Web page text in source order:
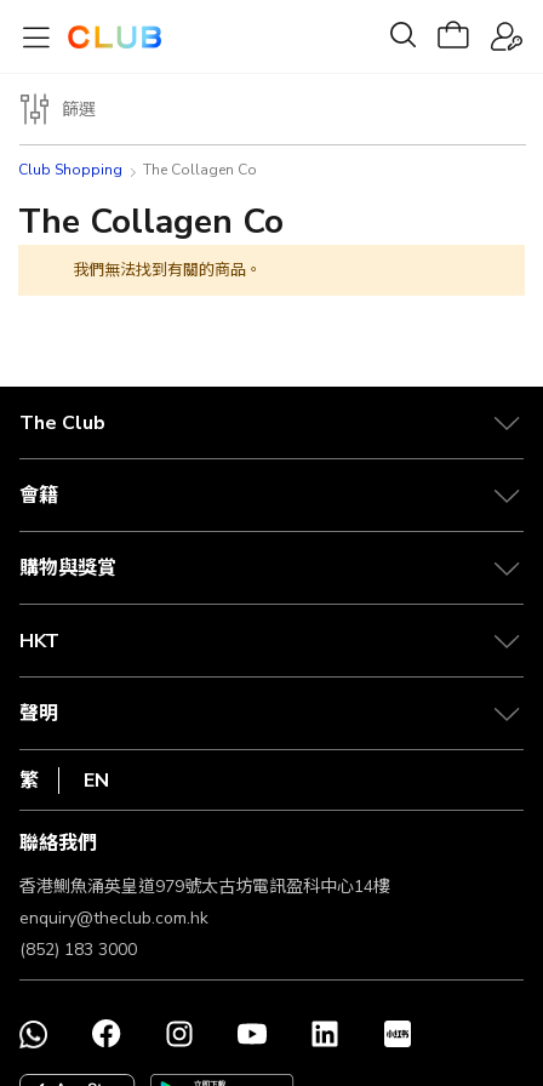
Club Shopping The Collagen Co
The Collagen Co
我們無法找到有關的商品。
篩選
The Club
關於 The Club
合作夥伴
媒體中心
會籍
會籍及專屬禮遇
賺取積分
購物與獎賞
物流與配送
Club Shopping 商品領取站
常見問題
HKT
csl.
1010
HKT
聲明
私隱聲明
使用條款
條款及細則
不歧視及不騷擾聲明
認可牌照及通告
繁 EN
聯絡我們
香港鰂魚涌英皇道979號太古坊電訊盈科中心14樓
enquiry@theclub.com.hk
(852) 183 3000